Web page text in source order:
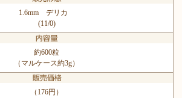
1.6mm デリカ
(11/0)
約600粒
（マルケース約3g）
（176円）